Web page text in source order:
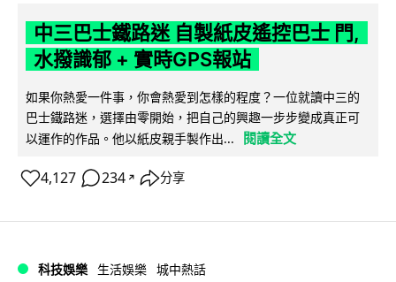
中三巴士鐵路迷 自製紙皮遙控巴士 門,
水撥識郁 + 實時GPS報站
如果你熱愛一件事，你會熱愛到怎樣的程度？一位就讀中三的
巴士鐵路迷，選擇由零開始，把自己的興趣一步步變成真正可
以運作的作品。他以紙皮親手製作出...
閱讀全文
4,127 234 ↗ 分享
科技娛樂 生活娛樂 城中熱話